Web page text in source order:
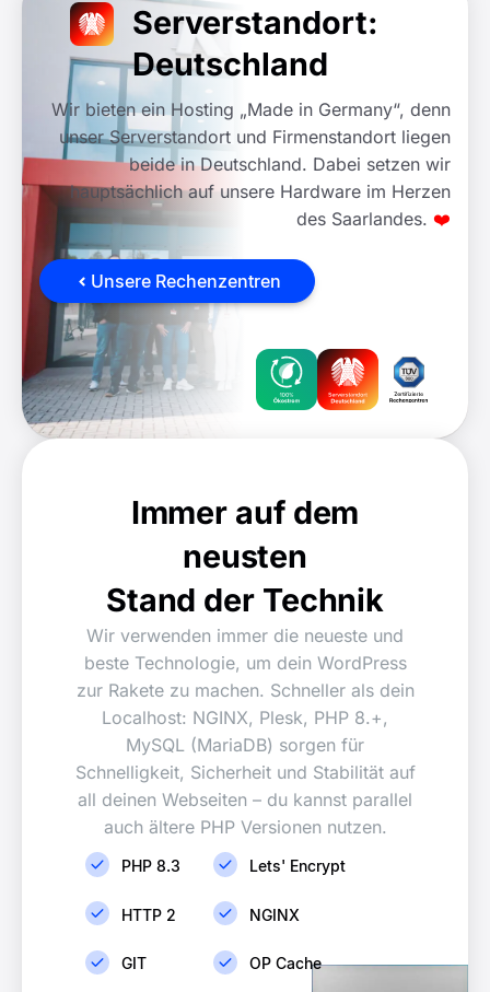
Serverstandort:
Deutschland
Wir bieten ein Hosting „Made in Germany“, denn
unser Serverstandort und Firmenstandort liegen
beide in Deutschland. Dabei setzen wir
hauptsächlich auf unsere Hardware im Herzen
des Saarlandes. ❤️
Unsere Rechenzentren
Immer auf dem
neusten
Stand der Technik
Wir verwenden immer die neueste und
beste Technologie, um dein WordPress
zur Rakete zu machen. Schneller als dein
Localhost: NGINX, Plesk, PHP 8.+,
MySQL (MariaDB) sorgen für
Schnelligkeit, Sicherheit und Stabilität auf
all deinen Webseiten – du kannst parallel
auch ältere PHP Versionen nutzen.
PHP 8.3
HTTP 2
GIT
Lets' Encrypt
NGINX
OP Cache